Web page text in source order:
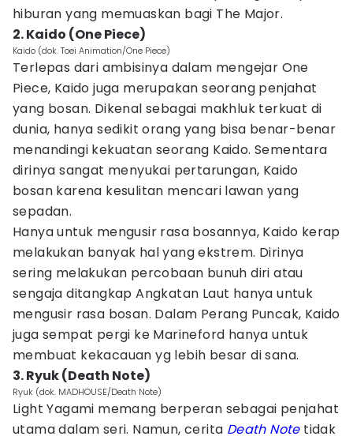
hiburan yang memuaskan bagi The Major.
2. Kaido (One Piece)
Kaido (dok. Toei Animation/One Piece)
Terlepas dari ambisinya dalam mengejar One
Piece, Kaido juga merupakan seorang penjahat
yang bosan. Dikenal sebagai makhluk terkuat di
dunia, hanya sedikit orang yang bisa benar-benar
menandingi kekuatan seorang Kaido. Sementara
dirinya sangat menyukai pertarungan, Kaido
bosan karena kesulitan mencari lawan yang
sepadan.
Hanya untuk mengusir rasa bosannya, Kaido kerap
melakukan banyak hal yang ekstrem. Dirinya
sering melakukan percobaan bunuh diri atau
sengaja ditangkap Angkatan Laut hanya untuk
mengusir rasa bosan. Dalam Perang Puncak, Kaido
juga sempat pergi ke Marineford hanya untuk
membuat kekacauan yg lebih besar di sana.
3. Ryuk (Death Note)
Ryuk (dok. MADHOUSE/Death Note)
Light Yagami memang berperan sebagai penjahat
utama dalam seri. Namun, cerita Death Notetidak